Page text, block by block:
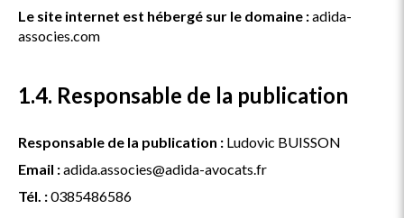
Le site internet est hébergé sur le domaine :adida-
associes.com
1.4. Responsable de la publication
Responsable de la publication : Ludovic BUISSON
Email :adida.associes@adida-avocats.fr
Tél. :0385486586